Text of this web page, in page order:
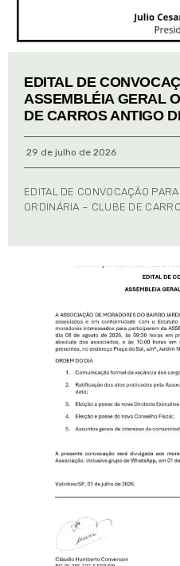
EDITAL DE
ASSEMBLÉIA GERAL
DE CARROS ANTIGO
29 de julho de 2026
EDITAL DE CONVOCAÇÃO
ORDINÁRIA – CLUBE DE